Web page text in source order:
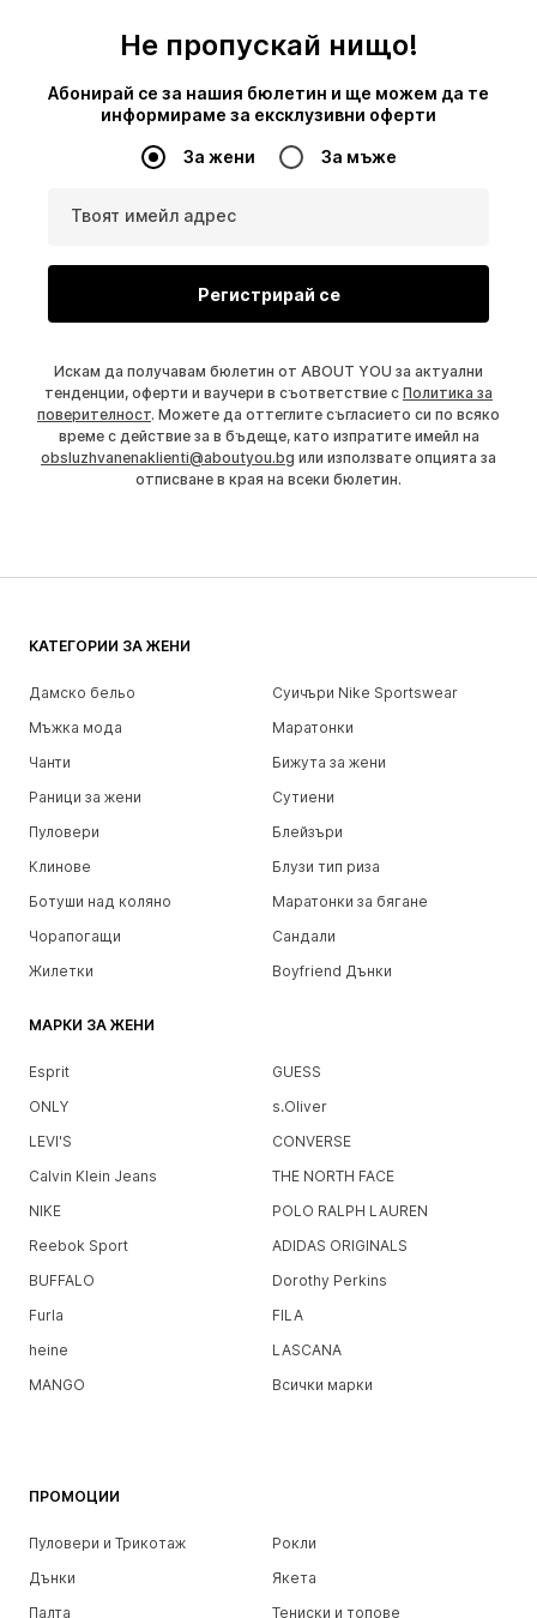
Не пропускай нищо!
Абонирай се за нашия бюлетин и ще можем да те
информираме за ексклузивни оферти
За жени За мъже
Твоят имейл адрес
Регистрирай се
Искам да получавам бюлетин от ABOUT YOU за актуални
тенденции, оферти и ваучери в съответствие с Политика за
поверителност. Можете да оттеглите съгласието си по всяко
време с действие за в бъдеще, като изпратите имейл на
obsluzhvanenaklienti@aboutyou.bg или използвате опцията за
отписване в края на всеки бюлетин.
КАТЕГОРИИ ЗА ЖЕНИ
Дамско бельо
Суичъри Nike Sportswear
Мъжка мода
Маратонки
Чанти
Бижута за жени
Раници за жени
Сутиени
Пуловери
Блейзъри
Клинове
Блузи тип риза
Ботуши над коляно
Маратонки за бягане
Чорапогащи
Сандали
Жилетки
Boyfriend Дънки
МАРКИ ЗА ЖЕНИ
Esprit
GUESS
ONLY
s.Oliver
LEVI'S
CONVERSE
Calvin Klein Jeans
THE NORTH FACE
NIKE
POLO RALPH LAUREN
Reebok Sport
ADIDAS ORIGINALS
BUFFALO
Dorothy Perkins
Furla
FILA
heine
LASCANA
MANGO
Всички марки
ПРОМОЦИИ
Пуловери и Трикотаж
Рокли
Дънки
Якета
Палта
Тениски и топове